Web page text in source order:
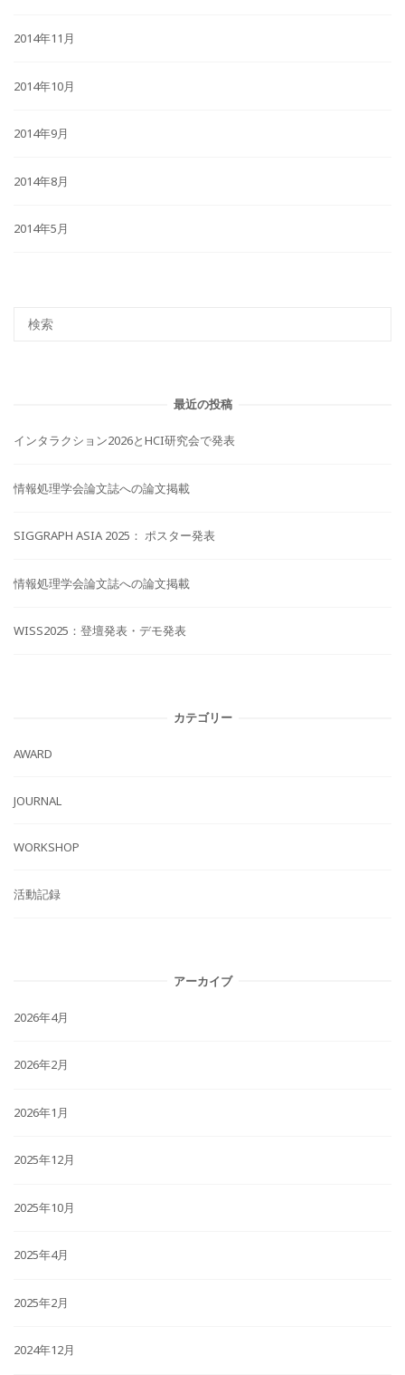
2014年11月
2014年10月
2014年9月
2014年8月
2014年5月
最近の投稿
インタラクション2026とHCI研究会で発表
情報処理学会論文誌への論文掲載
SIGGRAPH ASIA 2025： ポスター発表
情報処理学会論文誌への論文掲載
WISS2025：登壇発表・デモ発表
カテゴリー
AWARD
JOURNAL
WORKSHOP
活動記録
アーカイブ
2026年4月
2026年2月
2026年1月
2025年12月
2025年10月
2025年4月
2025年2月
2024年12月